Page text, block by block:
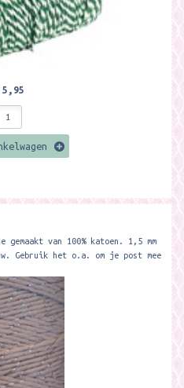
van 100% katoen. 1,5 mm
Gebruik het o.a. om je post mee